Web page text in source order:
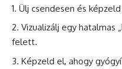
Ülj csendesen és
Vizualizálj egy hatalmas
felett.
Képzeld el, ahogy